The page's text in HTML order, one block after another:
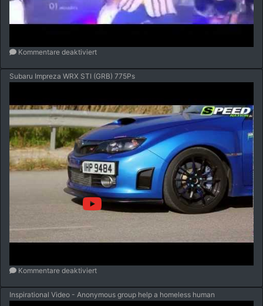
Kommentare deaktiviert
Subaru Impreza WRX STI (GRB) 775Ps
Kommentare deaktiviert
Inspirational Video - Anonymous group help a homeless human